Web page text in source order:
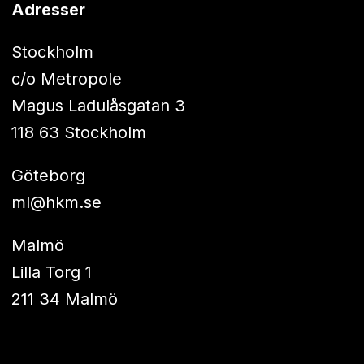
Adresser
Stockholm
c/o Metropole
Magus Ladulåsgatan 3
118 63 Stockholm
Göteborg
ml@hkm.se
Malmö
Lilla Torg 1
211 34 Malmö